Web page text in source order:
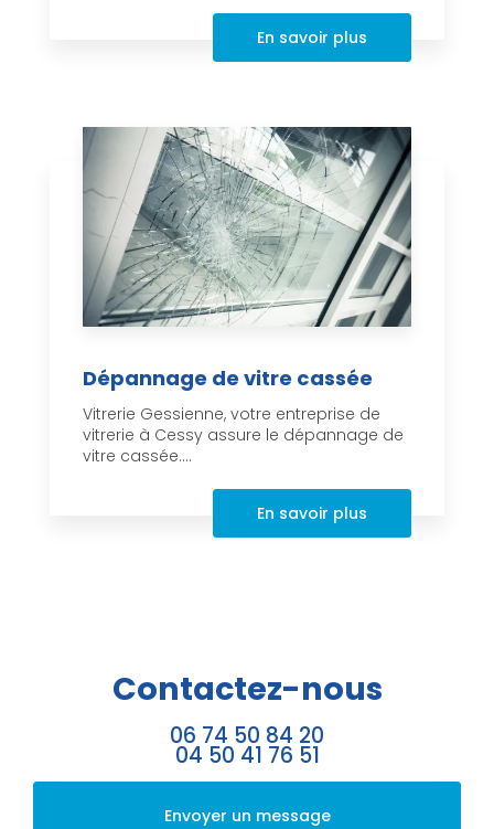
En savoir plus
Dépannage de vitre cassée
Vitrerie Gessienne, votre entreprise de
vitrerie à Cessy assure le dépannage de
vitre cassée....
En savoir plus
Contactez-nous
06 74 50 84 20
04 50 41 76 51
Envoyer un message